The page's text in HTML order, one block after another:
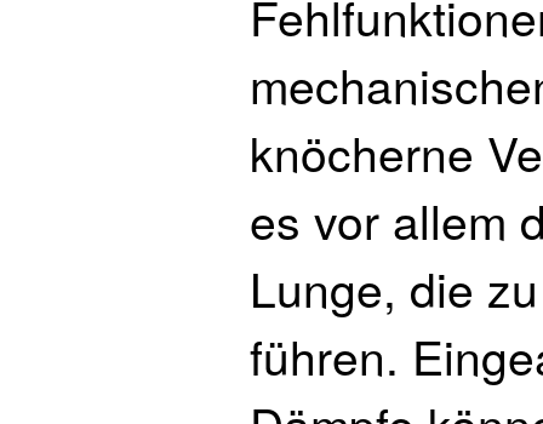
knöcherne
es vor allem
Lunge, die
führen.